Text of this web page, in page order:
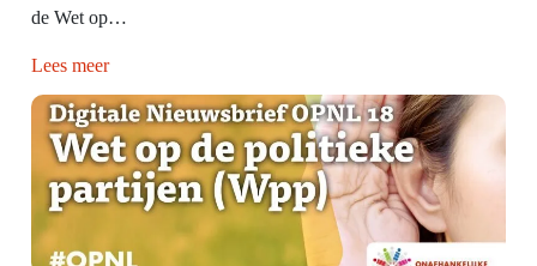
de Wet op…
Lees meer